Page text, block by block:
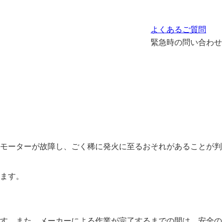
よくあるご質問
緊急時の問い合わせ
ターが故障し、ごく稀に発火に至るおそれがあることが判
す。